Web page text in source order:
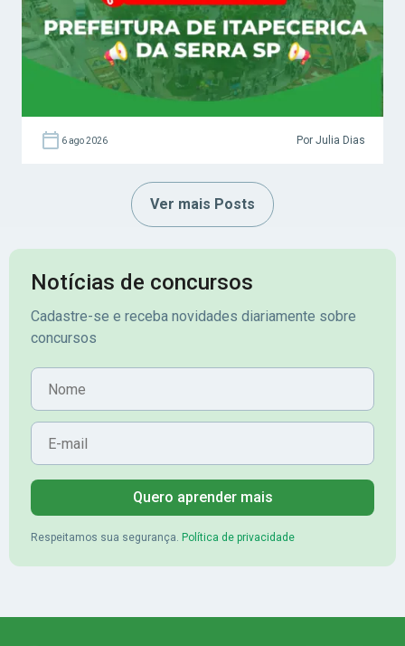
6 ago 2026 Por Julia Dias
Ver mais Posts
Notícias de concursos
Cadastre-se e receba novidades diariamente sobre
concursos
Nome
E-mail
Quero aprender mais
Respeitamos sua segurança. Política de privacidade